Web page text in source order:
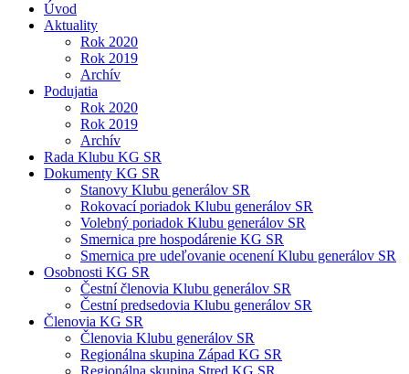
Úvod
Aktuality
Rok 2020
Rok 2019
Archív
Podujatia
Rok 2020
Rok 2019
Archív
Rada Klubu KG SR
Dokumenty KG SR
Stanovy Klubu generálov SR
Rokovací poriadok Klubu generálov SR
Volebný poriadok Klubu generálov SR
Smernica pre hospodárenie KG SR
Smernica pre udeľovanie ocenení Klubu generálov SR
Osobnosti KG SR
Čestní členovia Klubu generálov SR
Čestní predsedovia Klubu generálov SR
Členovia KG SR
Členovia Klubu generálov SR
Regionálna skupina Západ KG SR